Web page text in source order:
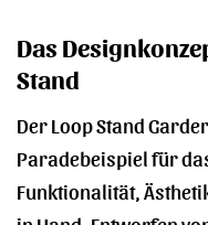
Das
Stand
Der Loop Stand
Paradebeispiel für
Funktionalität,